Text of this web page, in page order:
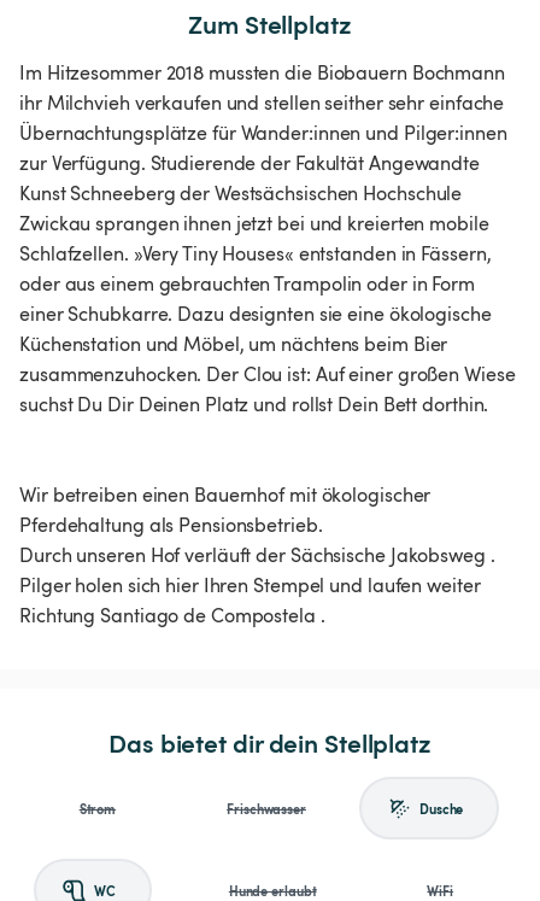
Zum Stellplatz
Im Hitzesommer 2018 mussten die Biobauern Bochmann
ihr Milchvieh verkaufen und stellen seither sehr einfache
Übernachtungsplätze für Wander:innen und Pilger:innen
zur Verfügung. Studierende der Fakultät Angewandte
Kunst Schneeberg der Westsächsischen Hochschule
Zwickau sprangen ihnen jetzt bei und kreierten mobile
Schlafzellen. »Very Tiny Houses« entstanden in Fässern,
oder aus einem gebrauchten Trampolin oder in Form
einer Schubkarre. Dazu designten sie eine ökologische
Küchenstation und Möbel, um nächtens beim Bier
zusammenzuhocken. Der Clou ist: Auf einer großen Wiese
suchst Du Dir Deinen Platz und rollst Dein Bett dorthin.
Wir betreiben einen Bauernhof mit ökologischer
Pferdehaltung als Pensionsbetrieb.
Durch unseren Hof verläuft der Sächsische Jakobsweg .
Pilger holen sich hier Ihren Stempel und laufen weiter
Richtung Santiago de Compostela .
Das bietet dir dein Stellplatz
Strom Frischwasser Dusche
WC Hunde erlaubt WiFi